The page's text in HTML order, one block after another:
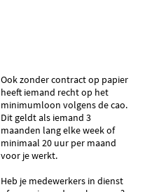
Ook zonder contract op papier
heeft iemand recht op het
minimumloon volgens de cao.
Dit geldt als iemand 3
maanden lang elke week of
minimaal 20 uur per maand
voor je werkt.
Heb je medewerkers in dienst